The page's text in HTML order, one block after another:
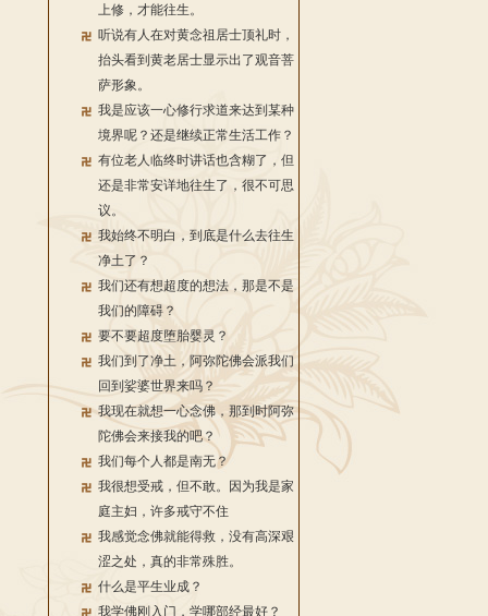
上修，才能往生。
听说有人在对黄念祖居士顶礼时，
抬头看到黄老居士显示出了观音菩
萨形象。
我是应该一心修行求道来达到某种
境界呢？还是继续正常生活工作？
有位老人临终时讲话也含糊了，但
还是非常安详地往生了，很不可思
议。
我始终不明白，到底是什么去往生
净土了？
我们还有想超度的想法，那是不是
我们的障碍？
要不要超度堕胎婴灵？
我们到了净土，阿弥陀佛会派我们
回到娑婆世界来吗？
我现在就想一心念佛，那到时阿弥
陀佛会来接我的吧？
我们每个人都是南无？
我很想受戒，但不敢。因为我是家
庭主妇，许多戒守不住
我感觉念佛就能得救，没有高深艰
涩之处，真的非常殊胜。
什么是平生业成？
我学佛刚入门，学哪部经最好？